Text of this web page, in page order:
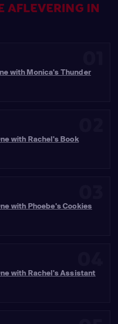
AFLEVERING IN
with Monica's Thunder
with Rachel's Book
with Phoebe's Cookies
with Rachel's Assistant